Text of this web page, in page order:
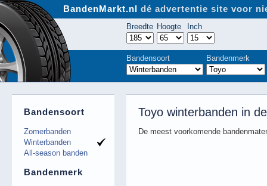
Toyo winterbanden in
De meest voorkomende
Bandensoort
Zomerbanden
Winterbanden
All-season banden
Bandenmerk
BandenMarkt.nl dé advertentie site voor
Breedte Hoogte Inch
Bandensoort Bandenmerk